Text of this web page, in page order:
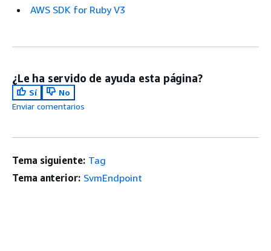
AWS SDK for Ruby V3
¿Le ha servido de ayuda esta página?
Sí
No
Enviar comentarios
Tema siguiente: Tag
Tema anterior: SvmEndpoint